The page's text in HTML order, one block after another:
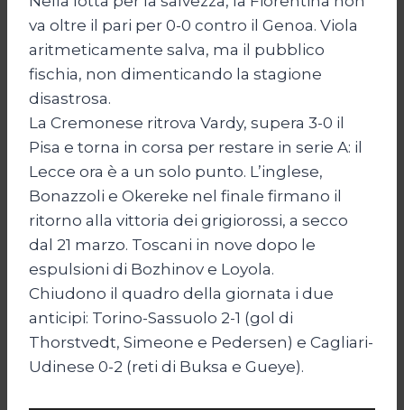
va oltre il pari per 0-0 contro il Genoa. Viola
aritmeticamente salva, ma il pubblico
fischia, non dimenticando la stagione
disastrosa.
La Cremonese ritrova Vardy, supera 3-0 il
Pisa e torna in corsa per restare in serie A: il
Lecce ora è a un solo punto. L’inglese,
Bonazzoli e Okereke nel finale firmano il
ritorno alla vittoria dei grigiorossi, a secco
dal 21 marzo. Toscani in nove dopo le
espulsioni di Bozhinov e Loyola.
Chiudono il quadro della giornata i due
anticipi: Torino-Sassuolo 2-1 (gol di
Thorstvedt, Simeone e Pedersen) e Cagliari-
Udinese 0-2 (reti di Buksa e Gueye).